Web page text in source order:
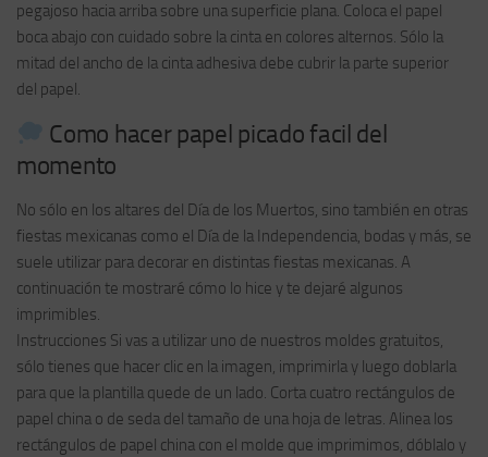
pegajoso hacia arriba sobre una superficie plana. Coloca el papel
boca abajo con cuidado sobre la cinta en colores alternos. Sólo la
mitad del ancho de la cinta adhesiva debe cubrir la parte superior
del papel.
Como hacer papel picado facil del
momento
No sólo en los altares del Día de los Muertos, sino también en otras
fiestas mexicanas como el Día de la Independencia, bodas y más, se
suele utilizar para decorar en distintas fiestas mexicanas. A
continuación te mostraré cómo lo hice y te dejaré algunos
imprimibles.
Instrucciones Si vas a utilizar uno de nuestros moldes gratuitos,
sólo tienes que hacer clic en la imagen, imprimirla y luego doblarla
para que la plantilla quede de un lado. Corta cuatro rectángulos de
papel china o de seda del tamaño de una hoja de letras. Alinea los
rectángulos de papel china con el molde que imprimimos, dóblalo y